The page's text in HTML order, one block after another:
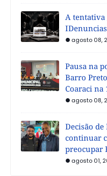
A tentativa
agosto 08,
Pausa na
Barro
Coaraci na
agosto 08,
Decisão de
continuar
preocupar
agosto 01,